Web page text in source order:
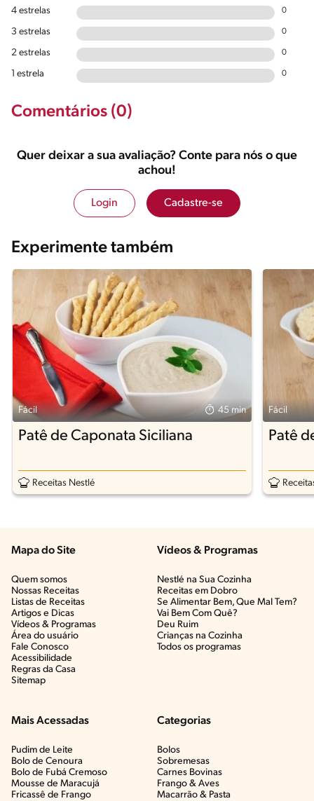
4 estrelas 0
3 estrelas 0
2 estrelas 0
1 estrela 0
Comentários (0)
Quer deixar a sua avaliação? Conte para nós o que
achou!
Login Cadastre-se
Experimente também
Fácil 45 min
Patê de Caponata Siciliana
Receitas Nestlé
Fácil
Patê
Mapa do Site
Quem somos
Nossas Receitas
Listas de Receitas​
Artigos e Dicas​
Vídeos & Programas​
Área do usuário
Fale Conosco
Acessibilidade
Regras da Casa
Sitemap
Vídeos & Programas​
Nestlé na Sua Cozinha
Receitas em Dobro
Se Alimentar Bem, Que Mal Tem?​
Vai Bem Com Quê?​
Deu Ruim​
Crianças na Cozinha​
Todos os programas
Mais Acessadas
Pudim de Leite
Bolo de Cenoura
Bolo de Fubá Cremoso
Mousse de Maracujá
Fricassê de Frango
Categorias
Bolos
Sobremesas
Carnes Bovinas​
Frango & Aves​
Macarrão & Pasta​